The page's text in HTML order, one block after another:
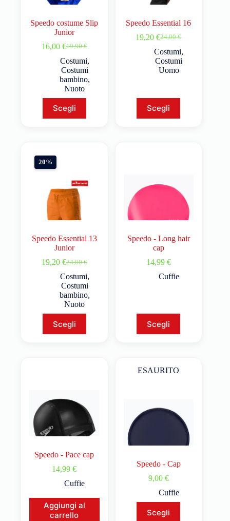
Speedo costume Slip
Junior
19,90€
16,00 €
Costumi,
Costumi
bambino,
Nuoto
Scegli
Speedo Essential 16
24,00€
19,20€
Costumi,
Costumi
Uomo
Scegli
20%
Speedo Essential 13
Junior
24,00€
19,20 €
Costumi,
Costumi
bambino,
Nuoto
Scegli
Speedo - Long hair
cap
14,99 €
Cuffie
Scegli
Speedo - Pace cap
14,99€
Cuffie
Aggiungi al
carrello
ESAURITO
Speedo - Cap
9,00 €
Cuffie
Scegli